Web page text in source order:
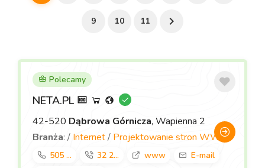
9 10 11
Polecamy
NETA.PL
42-520 Dąbrowa Górnicza, Wapienna 2
Branża: / Internet/ Projektowanie stron WWW
505 ... 32 2... www
E-mail